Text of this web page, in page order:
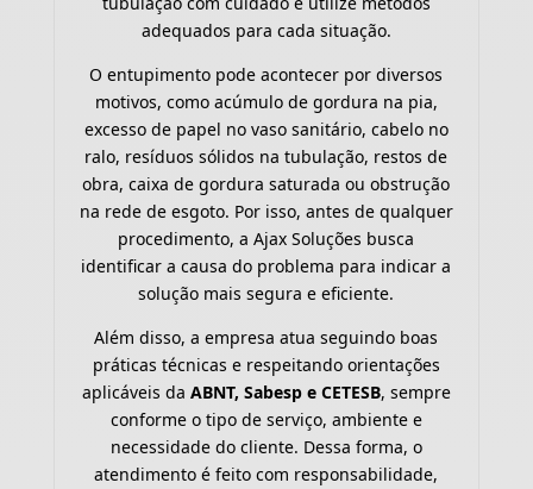
adequados para cada situação.
O entupimento pode acontecer por diversos
motivos, como acúmulo de gordura na pia,
excesso de papel no vaso sanitário, cabelo no
ralo, resíduos sólidos na tubulação, restos de
obra, caixa de gordura saturada ou obstrução
na rede de esgoto. Por isso, antes de qualquer
procedimento, a Ajax Soluções busca
identificar a causa do problema para indicar a
solução mais segura e eficiente.
Além disso, a empresa atua seguindo boas
práticas técnicas e respeitando orientações
aplicáveis da ABNT, Sabesp e CETESB, sempre
conforme o tipo de serviço, ambiente e
necessidade do cliente. Dessa forma, o
atendimento é feito com responsabilidade,